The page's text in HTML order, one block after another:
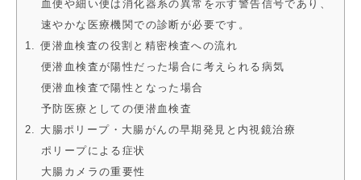
血便や細い便は消化器系の異常を示す警告信号であり、
速やかな医療機関での診断が必要です。
1. 便潜血検査の役割と精密検査への流れ
便潜血検査が陽性だった場合に考えられる病気
便潜血検査で陽性となった場合
予防医療としての便潜血検査
2. 大腸ポリープ・大腸がんの早期発見と内視鏡治療
ポリープによる症状
大腸カメラの重要性